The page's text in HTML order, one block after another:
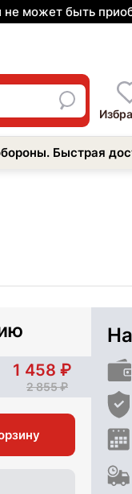
не может быть
Быстрая
1 458
2 855